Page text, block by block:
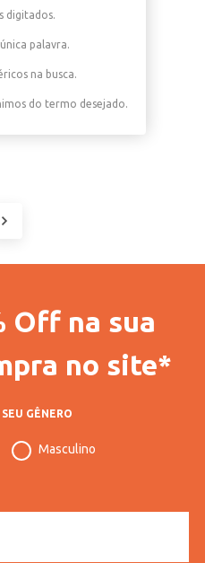
digitados.
palavra.
na busca.
do termo desejado.
Off na sua
no site*
GÊNERO
Masculino